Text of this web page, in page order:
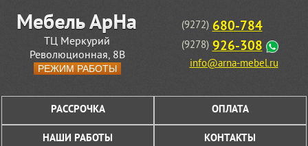
ТЦ Меркурий
Революционная, 8В
РЕЖИМ РАБОТЫ
(9272) 680-784
(9278) 926-308
info@arna-mebel.ru
РАССРОЧКА ОПЛАТА
НАШИ РАБОТЫ КОНТАКТЫ